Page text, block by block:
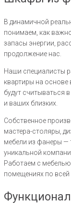
В динамичной
понимаем, как
запасы энергии,
продолжение нас.
Наши специалисты
квартиры на основе
будут считываться
и ваших близких.
Собственное
мастера-столяры,
мебели из фанеры —
уникальной
Работаем с
помещениях по всей